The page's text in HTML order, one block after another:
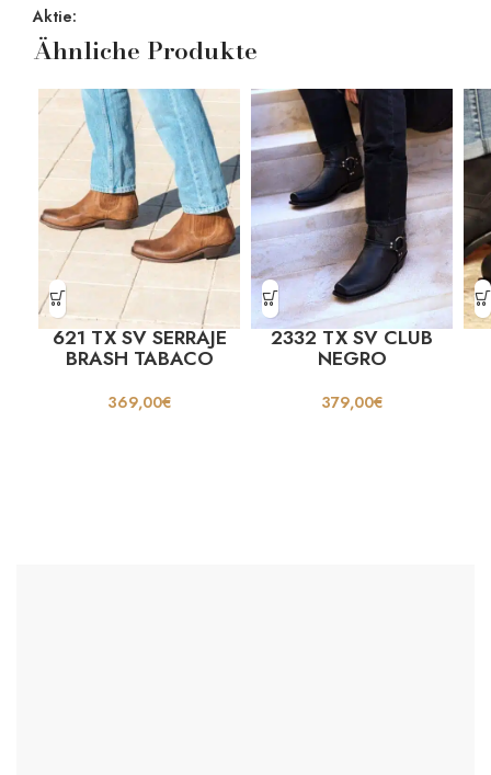
Aktie:
Ähnliche Produkte
621 TX SV SERRAJE
BRASH TABACO
369,00€
2332 TX SV CLUB
NEGRO
379,00€